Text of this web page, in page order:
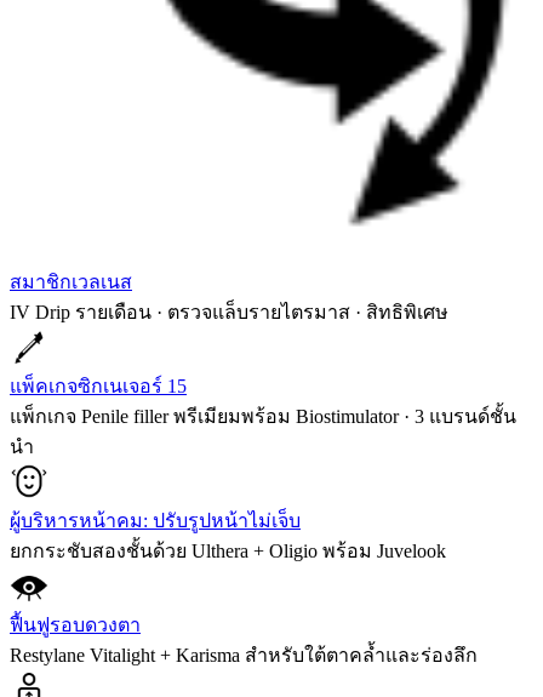
สมาชิกเวลเนส
IV Drip รายเดือน · ตรวจแล็บรายไตรมาส · สิทธิพิเศษ
แพ็คเกจซิกเนเจอร์ 15
แพ็กเกจ Penile filler พรีเมียมพร้อม Biostimulator · 3 แบรนด์ชั้น
นำ
ผู้บริหารหน้าคม: ปรับรูปหน้าไม่เจ็บ
ยกกระชับสองชั้นด้วย Ulthera + Oligio พร้อม Juvelook
ฟื้นฟูรอบดวงตา
Restylane Vitalight + Karisma สำหรับใต้ตาคล้ำและร่องลึก